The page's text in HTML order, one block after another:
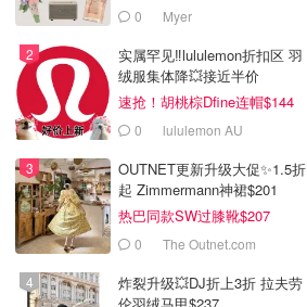
0 Myer
实属罕见‼️lululemon折扣区 羽
绒服集体降💥接近半价
速抢！胡桃棕Dfine连帽$144
0 lululemon AU
OUTNET更新升级大促✨1.5折
起 Zimmermann神裙$201
热巴同款SW过膝靴$207
0 The Outnet.com
炸裂升级💥DJ折上3折 拉夫劳